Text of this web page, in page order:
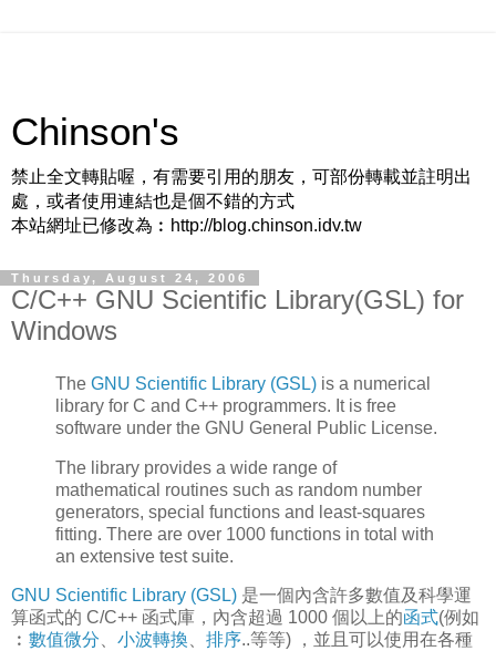
Chinson's
禁止全文轉貼喔，有需要引用的朋友，可部份轉載並註明出
處，或者使用連結也是個不錯的方式
本站網址已修改為︰http://blog.chinson.idv.tw
Thursday, August 24, 2006
C/C++ GNU Scientific Library(GSL) for
Windows
The GNU Scientific Library (GSL) is a numerical
library for C and C++ programmers. It is free
software under the GNU General Public License.
The library provides a wide range of
mathematical routines such as random number
generators, special functions and least-squares
fitting. There are over 1000 functions in total with
an extensive test suite.
GNU Scientific Library (GSL) 是一個內含許多數值及科學運
算函式的 C/C++ 函式庫，內含超過 1000 個以上的函式(例如
︰ 數值微分、 小波轉換、 排序..等等) ，並且可以使用在各種